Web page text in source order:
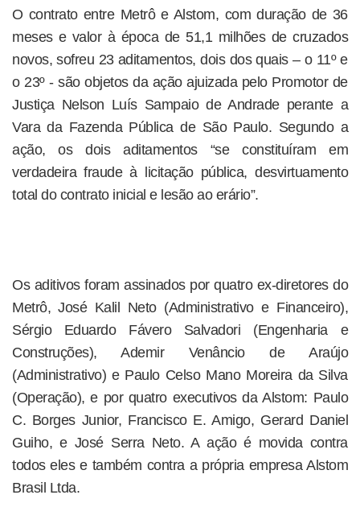
O contrato entre Metrô e Alstom, com duração de 36
meses e valor à época de 51,1 milhões de cruzados
novos, sofreu 23 aditamentos, dois dos quais – o 11º e
o 23º - são objetos da ação ajuizada pelo Promotor de
Justiça Nelson Luís Sampaio de Andrade perante a
Vara da Fazenda Pública de São Paulo. Segundo a
ação, os dois aditamentos “se constituíram em
verdadeira fraude à licitação pública, desvirtuamento
total do contrato inicial e lesão ao erário”.
Os aditivos foram assinados por quatro ex-diretores do
Metrô, José Kalil Neto (Administrativo e Financeiro),
Sérgio Eduardo Fávero Salvadori (Engenharia e
Construções), Ademir Venâncio de Araújo
(Administrativo) e Paulo Celso Mano Moreira da Silva
(Operação), e por quatro executivos da Alstom: Paulo
C. Borges Junior, Francisco E. Amigo, Gerard Daniel
Guiho, e José Serra Neto. A ação é movida contra
todos eles e também contra a própria empresa Alstom
Brasil Ltda.